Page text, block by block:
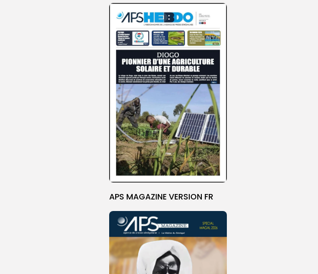
APS MAGAZINE VERSION FR